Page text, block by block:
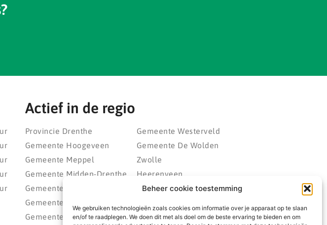
Beheer cookie toestemming
We gebruiken technologieën zoals cookies om informatie over je apparaat op te slaan
en/of te raadplegen. We doen dit met als doel om de beste ervaring te bieden en om
Actief in de regio
Provincie Drenthe
Gemeente Hoogeveen
Gemeente Meppel
Gemeente Midden-Drenthe
Gemeente Noordenveld
Gemeente Noordoostpolder
Gemeente Steenwijkerland
Gemeente Westerveld
Gemeente De Wolden
Zwolle
Heerenveen
Kampen
Wolvega